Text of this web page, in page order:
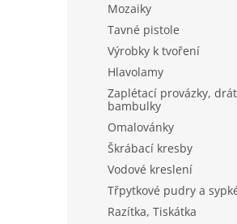
Mozaiky
Tavné pistole
Výrobky k tvoření
Hlavolamy
Zaplétací provázky,
bambulky
Omalovánky
Škrábací kresby
Vodové kreslení
Třpytkové pudry a
Razítka, Tiskátka